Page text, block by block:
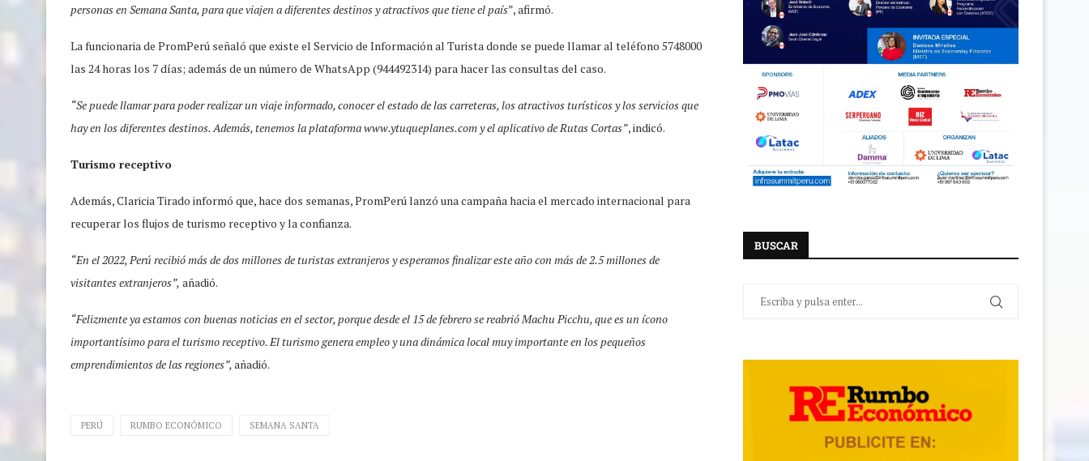
personas en Semana Santa, para que viajen a diferentes destinos y atractivos que tiene el país”, afirmó.
La funcionaria de PromPerú señaló que existe el Servicio de Información al Turista donde se puede llamar al teléfono 5748000
las 24 horas los 7 días; además de un número de WhatsApp (944492314) para hacer las consultas del caso.
“Se puede llamar para poder realizar un viaje informado, conocer el estado de las carreteras, los atractivos turísticos y los servicios que
hay en los diferentes destinos. Además, tenemos la plataforma www.ytuqueplanes.com y el aplicativo de Rutas Cortas”, indicó.
Turismo receptivo
Además, Claricia Tirado informó que, hace dos semanas, PromPerú lanzó una campaña hacia el mercado internacional para
recuperar los flujos de turismo receptivo y la confianza.
“En el 2022, Perú recibió más de dos millones de turistas extranjeros y esperamos finalizar este año con más de 2.5 millones de
visitantes extranjeros”, añadió.
“Felizmente ya estamos con buenas noticias en el sector, porque desde el 15 de febrero se reabrió Machu Picchu, que es un ícono
importantísimo para el turismo receptivo. El turismo genera empleo y una dinámica local muy importante en los pequeños
emprendimientos de las regiones”, añadió.
PERÚ RUMBO ECONÓMICO SEMANA SANTA
BUSCAR